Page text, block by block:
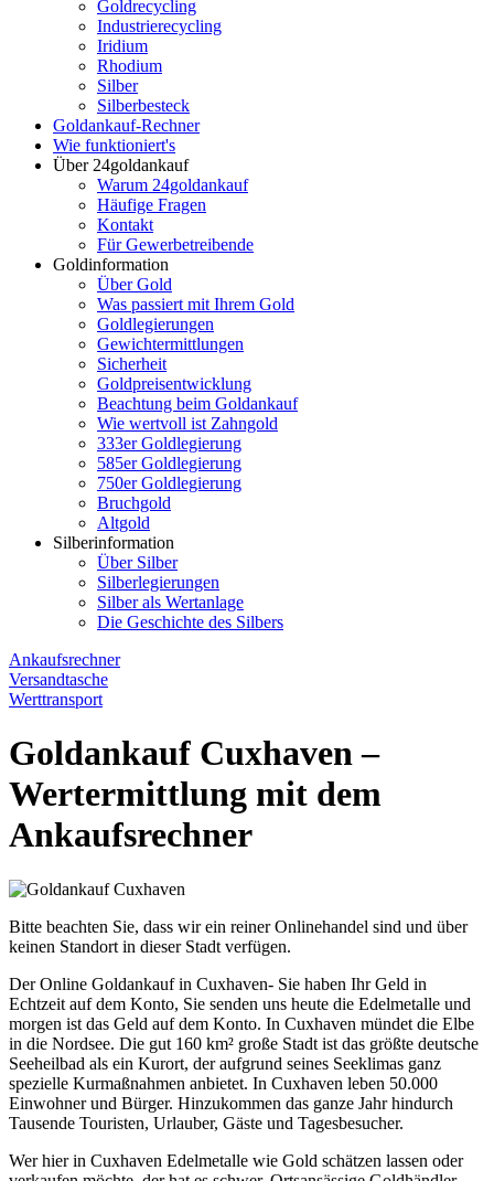
Goldrecycling
Industrierecycling
Iridium
Rhodium
Silber
Silberbesteck
Goldankauf-Rechner
Wie funktioniert's
Über 24goldankauf
Warum 24goldankauf
Häufige Fragen
Kontakt
Für Gewerbetreibende
Goldinformation
Über Gold
Was passiert mit Ihrem Gold
Goldlegierungen
Gewichtermittlungen
Sicherheit
Goldpreisentwicklung
Beachtung beim Goldankauf
Wie wertvoll ist Zahngold
333er Goldlegierung
585er Goldlegierung
750er Goldlegierung
Bruchgold
Altgold
Silberinformation
Über Silber
Silberlegierungen
Silber als Wertanlage
Die Geschichte des Silbers
Ankaufsrechner
Versandtasche
Werttransport
Goldankauf Cuxhaven –
Wertermittlung mit dem
Ankaufsrechner
Bitte beachten Sie, dass wir ein reiner Onlinehandel sind und über
keinen Standort in dieser Stadt verfügen.
Der Online Goldankauf in Cuxhaven- Sie haben Ihr Geld in
Echtzeit auf dem Konto, Sie senden uns heute die Edelmetalle und
morgen ist das Geld auf dem Konto. In Cuxhaven mündet die Elbe
in die Nordsee. Die gut 160 km² große Stadt ist das größte deutsche
Seeheilbad als ein Kurort, der aufgrund seines Seeklimas ganz
spezielle Kurmaßnahmen anbietet. In Cuxhaven leben 50.000
Einwohner und Bürger. Hinzukommen das ganze Jahr hindurch
Tausende Touristen, Urlauber, Gäste und Tagesbesucher.
Wer hier in Cuxhaven Edelmetalle wie Gold schätzen lassen oder